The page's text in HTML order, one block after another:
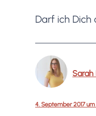
Darf ich Dich
Sarah
4. September 2017